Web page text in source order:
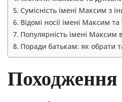
Сумісність імені Максим з
Відомі носії імені Максим та
Популярність імені Максим
Поради батькам: як обрати
Походження